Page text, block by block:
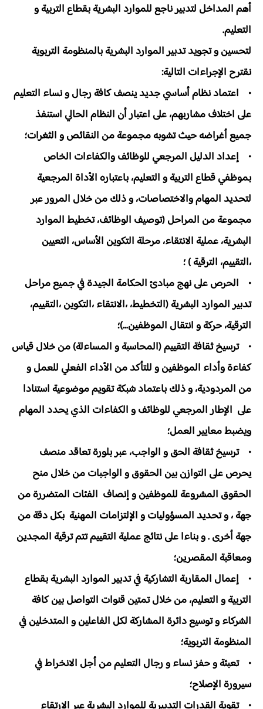
أهم المداخل لتدبير ناجع للموارد البشرية بقطاع التربية و
التعليم.
لتحسين و تجويد تدبير الموارد البشرية بالمنظومة التربوية
نقترح الإجراءات التالية:
• اعتماد نظام أساسي جديد ينصف كافة رجال و نساء التعليم
على اختلاف مشاربهم، على اعتبار أن النظام الحالي استنفذ
جميع أغراضه حيث تشوبه مجموعة من النقائص و الثغرات؛
• إعداد الدليل المرجعي للوظائف والكفاءات الخاص
بموظفي قطاع التربية و التعليم، باعتباره الأداة المرجعية
لتحديد المهام والاختصاصات، و ذلك من خلال المرور عبر
مجموعة من المراحل (توصيف الوظائف، تخطيط الموارد
البشرية، عملية الانتقاء، مرحلة التكوين الأساس، التعيين
،التقييم، الترقية ) ؛
• الحرص على نهج مبادئ الحكامة الجيدة في جميع مراحل
تدبير الموارد البشرية (التخطيط، ،الانتقاء ،التكوين ،التقييم،
الترقية، حركة و انتقال الموظفين...)؛
• ترسيخ ثقافة التقييم (المحاسبة و المساءلة) من خلال قياس
كفاءة وأداء الموظفين و للتأكد من الأداء الفعلي للعمل و
من المردودية، و ذلك باعتماد شبكة تقويم موضوعية استنادا
على الإطار المرجعي للوظائف و الكفاءات الذي يحدد المهام
ويضبط معايير العمل؛
• ترسيخ ثقافة الحق و الواجب، عبر بلورة تعاقد منصف
يحرص على التوازن بين الحقوق و الواجبات من خلال منح
الحقوق المشروعة للموظفين و إنصاف الفئات المتضررة من
جهة ، و تحديد المسؤوليات و الإلتزامات المهنية بكل دقة من
جهة أخرى . و بناءا على نتائج عملية التقييم تتم ترقية المجدين
ومعاقبة المقصرين؛
• إعمال المقاربة التشاركية في تدبير الموارد البشرية بقطاع
التربية و التعليم، من خلال تمتين قنوات التواصل بين كافة
الشركاء و توسيع دائرة المشاركة لكل الفاعلين و المتدخلين في
المنظومة التربوية؛
• تعبئة و حفز نساء و رجال التعليم من أجل الانخراط في
سيرورة الإصلاح؛